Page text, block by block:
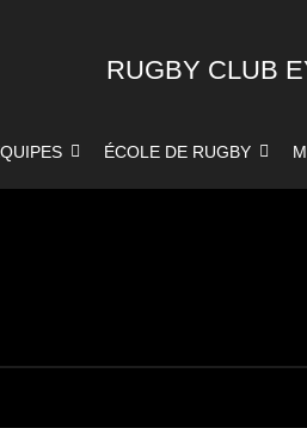
RUGBY CLUB
ÉCOLE DE RUGBY